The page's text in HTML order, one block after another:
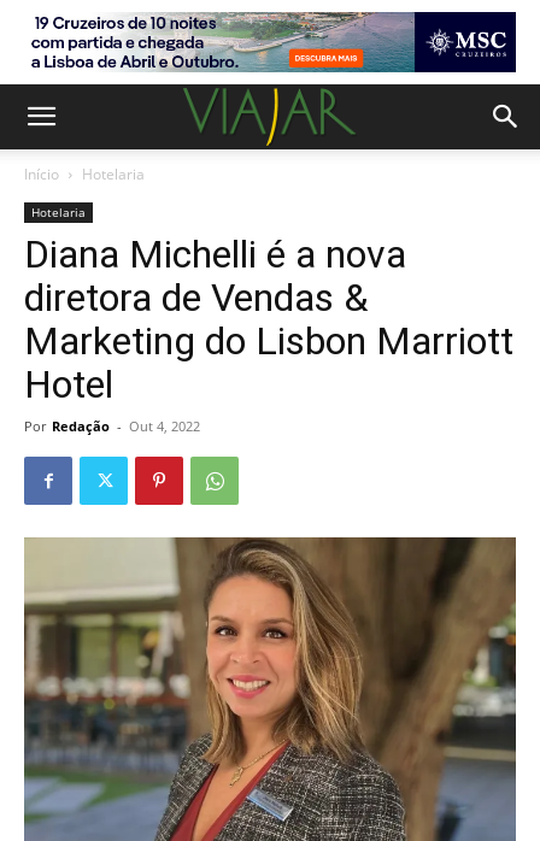
Início Hotelaria
Hotelaria
Diana Michelli é a nova
diretora de Vendas &
Marketing do Lisbon Marriott
Hotel
Por Redação - Out 4, 2022